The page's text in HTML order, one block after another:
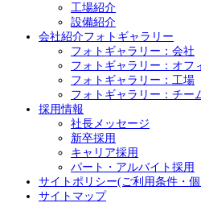
工場紹介
設備紹介
会社紹介フォトギャラリー
フォトギャラリー：会社
フォトギャラリー：オフ
フォトギャラリー：工場
フォトギャラリー：チー
採用情報
社長メッセージ
新卒採用
キャリア採用
パート・アルバイト採用
サイトポリシー(ご利用条件・
サイトマップ